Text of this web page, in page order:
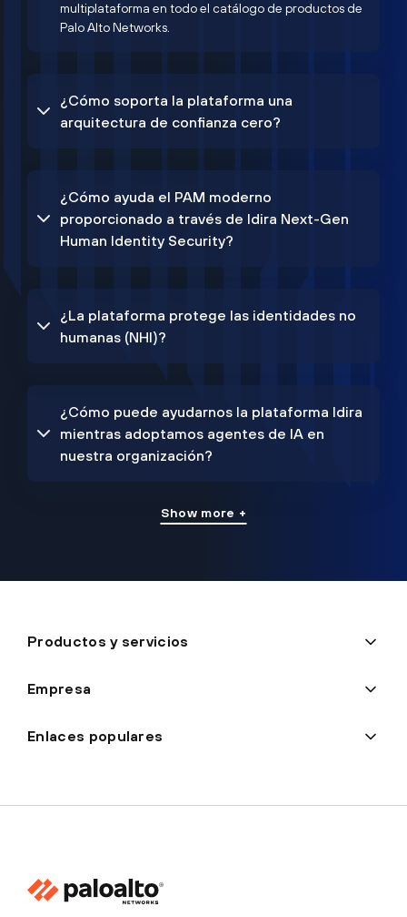
multiplataforma en todo el catálogo de productos de
Palo Alto Networks.
¿Cómo soporta la plataforma una
arquitectura de confianza cero?
¿Cómo ayuda el PAM moderno
proporcionado a través de Idira Next-Gen
Human Identity Security?
¿La plataforma protege las identidades no
humanas (NHI)?
¿Cómo puede ayudarnos la plataforma Idira
mientras adoptamos agentes de IA en
nuestra organización?
Show more +
Productos y servicios
Empresa
Enlaces populares